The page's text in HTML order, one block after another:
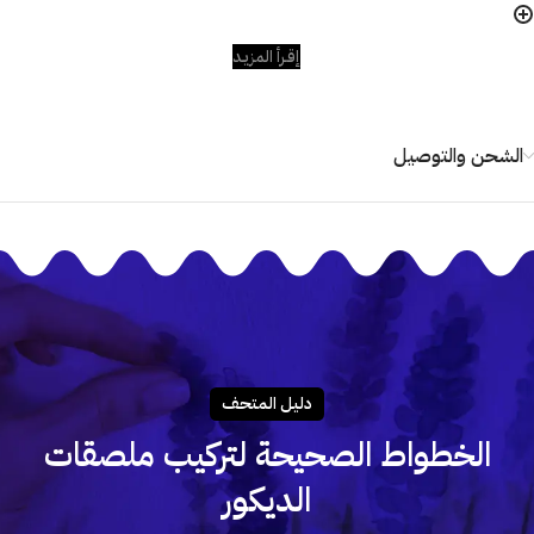
إقـرأ المزيـد
الشحن والتوصيل
دليـل المتحـف
الخطواط الصحيحة لتركيب ملصقات
الديكور